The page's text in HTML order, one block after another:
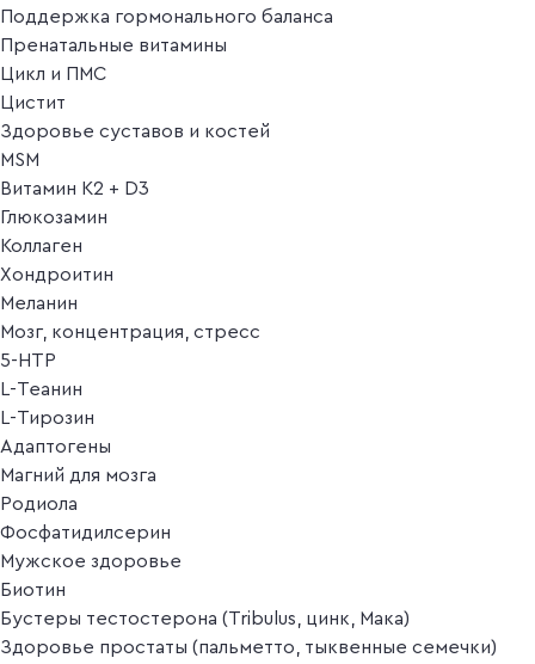
Поддержка гормонального баланса
Пренатальные витамины
Цикл и ПМС
Цистит
Здоровье суставов и костей
MSM
Витамин K2 + D3
Глюкозамин
Коллаген
Хондроитин
Меланин
Мозг, концентрация, стресс
5-HTP
L-Теанин
L-Тирозин
Адаптогены
Магний для мозга
Родиола
Фосфатидилсерин
Мужское здоровье
Биотин
Бустеры тестостерона (Tribulus, цинк, Мака)
Здоровье простаты (пальметто, тыквенные семечки)